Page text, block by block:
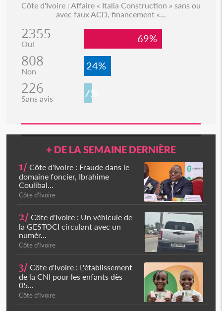
Côte d'Ivoire : Affaire « Italia Construction » sans ou
avec faux ACD, financement «...
2355
Oui 69%
808
Non 24%
226
Sans avis 7%
+ DE LA SEMAINE DERNIÈRE
1/ Côte d'Ivoire : Fraude dans le
domaine foncier, Ibrahime
Coulibal...
Côte d'Ivoire
2/ Côte d'Ivoire : Un véhicule de
la GESTOCI circulant avec un
numér...
Côte d'Ivoire
3/ Côte d'Ivoire : L'établissement
de la CNI pour les enfants dès
05...
Côte d'Ivoire